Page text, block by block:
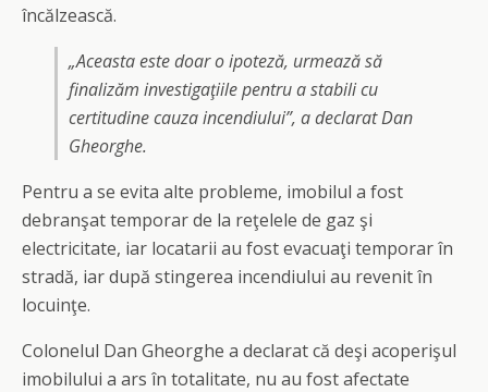
încălzească.
„Aceasta este doar o ipoteză, urmează să
finalizăm investigaţiile pentru a stabili cu
certitudine cauza incendiului”, a declarat Dan
Gheorghe.
Pentru a se evita alte probleme, imobilul a fost
debranşat temporar de la reţelele de gaz şi
electricitate, iar locatarii au fost evacuaţi temporar în
stradă, iar după stingerea incendiului au revenit în
locuinţe.
Colonelul Dan Gheorghe a declarat că deşi acoperişul
imobilului a ars în totalitate, nu au fost afectate